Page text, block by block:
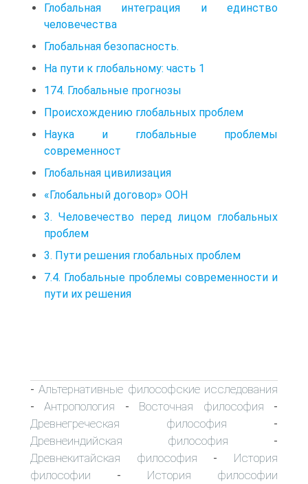
Глобальная интеграция и единство
человечества
Глобальная безопасность.
На пути к глобальному: часть 1
174. Глобальные прогнозы
Происхождению глобальных проблем
Наука и глобальные проблемы
современност
Глобальная цивилизация
«Глобальный договор» ООН
3. Человечество перед лицом глобальных
проблем
3. Пути решения глобальных проблем
7.4. Глобальные проблемы современности и
пути их решения
-Альтернативные философские исследования
-Антропология - Восточная философия -
Древнегреческая философия -
Древнеиндийская философия -
Древнекитайская философия - История
философии - История философии